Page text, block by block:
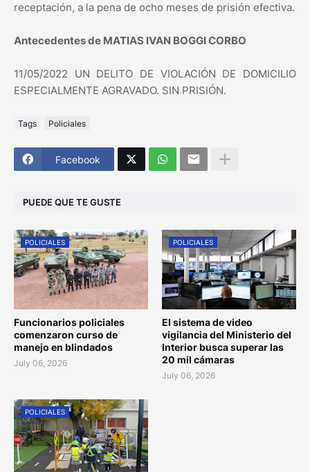
receptación, a la pena de ocho meses de prisión efectiva.
Antecedentes de MATIAS IVAN BOGGI CORBO
11/05/2022 UN DELITO DE VIOLACIÓN DE DOMICILIO
ESPECIALMENTE AGRAVADO. SIN PRISIÓN.
Tags Policiales
Facebook
PUEDE QUE TE GUSTE
POLICIALES
Funcionarios policiales
comenzaron curso de
manejo en blindados
July 06, 2026
POLICIALES
El sistema de video
vigilancia del Ministerio del
Interior busca superar las
20 mil cámaras
July 06, 2026
POLICIALES